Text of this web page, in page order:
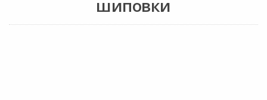
шиповки